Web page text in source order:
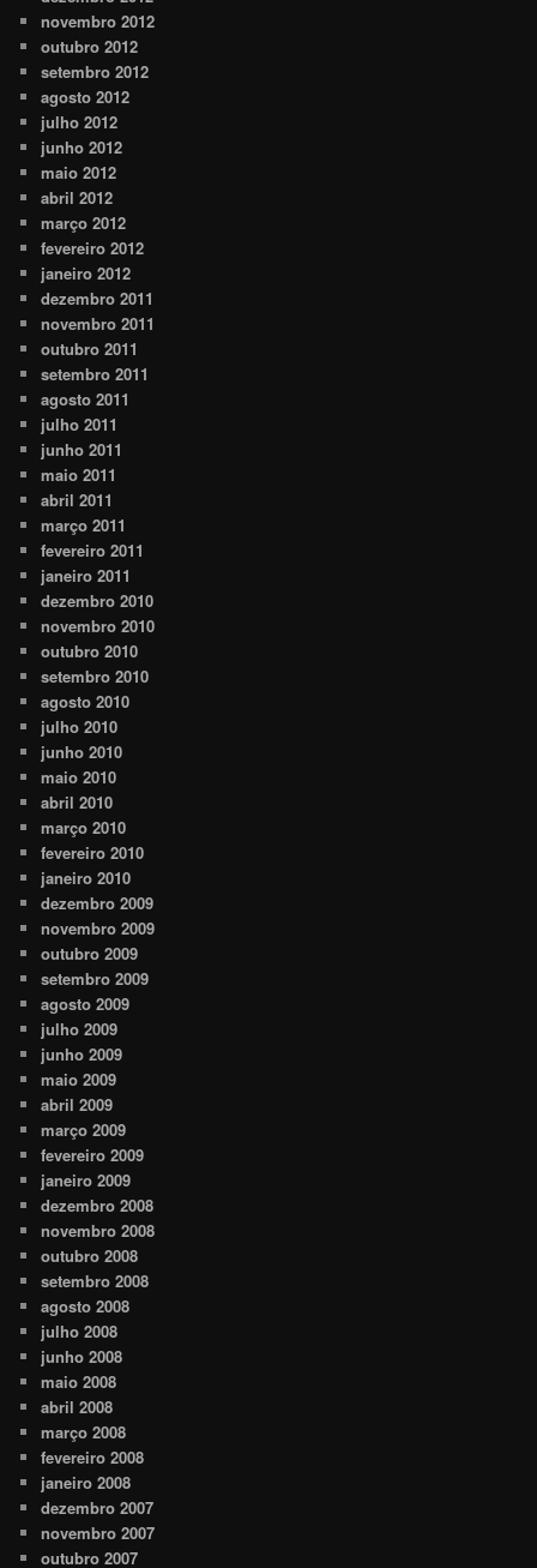
novembro 2012
outubro 2012
setembro 2012
agosto 2012
julho 2012
junho 2012
maio 2012
abril 2012
março 2012
fevereiro 2012
janeiro 2012
dezembro 2011
novembro 2011
outubro 2011
setembro 2011
agosto 2011
julho 2011
junho 2011
maio 2011
abril 2011
março 2011
fevereiro 2011
janeiro 2011
dezembro 2010
novembro 2010
outubro 2010
setembro 2010
agosto 2010
julho 2010
junho 2010
maio 2010
abril 2010
março 2010
fevereiro 2010
janeiro 2010
dezembro 2009
novembro 2009
outubro 2009
setembro 2009
agosto 2009
julho 2009
junho 2009
maio 2009
abril 2009
março 2009
fevereiro 2009
janeiro 2009
dezembro 2008
novembro 2008
outubro 2008
setembro 2008
agosto 2008
julho 2008
junho 2008
maio 2008
abril 2008
março 2008
fevereiro 2008
janeiro 2008
dezembro 2007
novembro 2007
outubro 2007